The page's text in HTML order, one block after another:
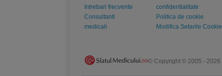
Intrebari frecvente
Consultanti
medicali
confidentialitate
Politica de cookie
Modifica Setarile Cookie
© Copyright © 2005 - 2026